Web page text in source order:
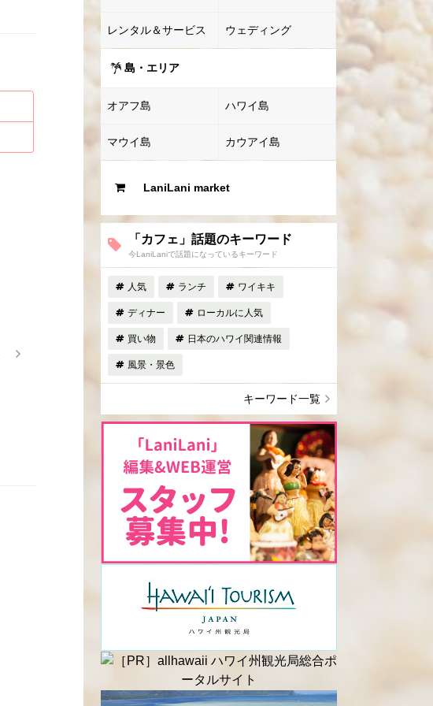
レンタル＆サービス ウェディング
島・エリア
オアフ島 ハワイ島
マウイ島 カウアイ島
LaniLani market
「カフェ」話題のキーワード
今LaniLaniで話題になっているキーワード
人気 ランチ ワイキキ
ディナー ローカルに人気
買い物 日本のハワイ関連情報
風景・景色
キーワード一覧